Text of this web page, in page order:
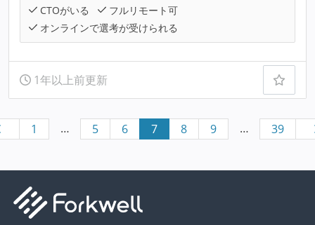
CTOがいる
フルリモート可
オンラインで選考が受けられる
1年以上前更新
1 … 5 6 7 8 9 … 39